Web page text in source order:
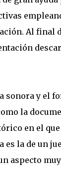
Al final
sonora y el
la
en el
la de un
aspecto